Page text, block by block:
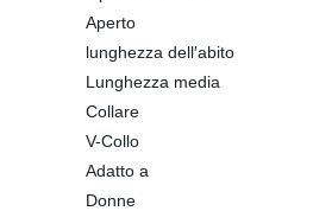
Aperto
lunghezza dell′abito
Lunghezza media
Collare
V-Collo
Adatto a
Donne